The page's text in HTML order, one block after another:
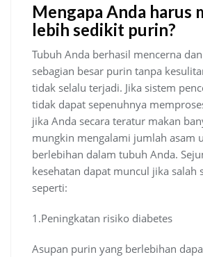
Mengapa Anda harus
lebih sedikit purin?
Tubuh Anda berhasil mencerna
sebagian besar purin tanpa
tidak selalu terjadi. Jika sistem
tidak dapat sepenuhnya
jika Anda secara teratur makan
mungkin mengalami jumlah asam
berlebihan dalam tubuh Anda.
kesehatan dapat muncul jika salah
seperti:
1.Peningkatan risiko diabetes
Asupan purin yang berlebihan